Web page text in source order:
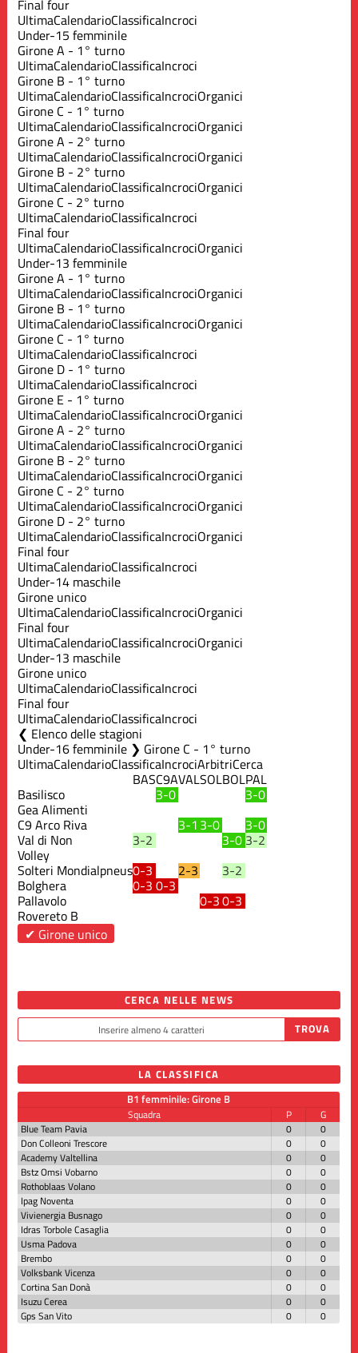
Final four
UltimaCalendarioClassificaIncroci
Under-15 femminile
Girone A - 1° turno
UltimaCalendarioClassificaIncroci
Girone B - 1° turno
UltimaCalendarioClassificaIncrociOrganici
Girone C - 1° turno
UltimaCalendarioClassificaIncrociOrganici
Girone A - 2° turno
UltimaCalendarioClassificaIncrociOrganici
Girone B - 2° turno
UltimaCalendarioClassificaIncrociOrganici
Girone C - 2° turno
UltimaCalendarioClassificaIncroci
Final four
UltimaCalendarioClassificaIncrociOrganici
Under-13 femminile
Girone A - 1° turno
UltimaCalendarioClassificaIncrociOrganici
Girone B - 1° turno
UltimaCalendarioClassificaIncrociOrganici
Girone C - 1° turno
UltimaCalendarioClassificaIncroci
Girone D - 1° turno
UltimaCalendarioClassificaIncroci
Girone E - 1° turno
UltimaCalendarioClassificaIncrociOrganici
Girone A - 2° turno
UltimaCalendarioClassificaIncrociOrganici
Girone B - 2° turno
UltimaCalendarioClassificaIncrociOrganici
Girone C - 2° turno
UltimaCalendarioClassificaIncrociOrganici
Girone D - 2° turno
UltimaCalendarioClassificaIncrociOrganici
Final four
UltimaCalendarioClassificaIncroci
Under-14 maschile
Girone unico
UltimaCalendarioClassificaIncrociOrganici
Final four
UltimaCalendarioClassificaIncrociOrganici
Under-13 maschile
Girone unico
UltimaCalendarioClassificaIncroci
Final four
UltimaCalendarioClassificaIncroci
Elenco delle stagioni
Under-16 femminile ❯ Girone C - 1° turno
UltimaCalendarioClassificaIncrociArbitriCerca
BASC9AVALSOLBOLPAL
Basilisco
Gea Alimenti
3-0
3-0
C9 Arco Riva
3-1 3-0 3-0
Val di Non
Volley
3-2 3-0 3-2
Solteri Mondialpneus0-3 2-3 3-2
Bolghera 0-3 0-3
Pallavolo
Rovereto B
0-30-3
✔ Girone unico
CERCA NELLE NEWS
LA CLASSIFICA
B1 femminile: Girone B
Squadra P
G
Blue Team Pavia
0
0
Don Colleoni Trescore
0
0
Academy Valtellina
0
0
Bstz Omsi Vobarno
0
0
Rothoblaas Volano
0
0
Ipag Noventa
0
0
Vivienergia Busnago
0
0
Idras Torbole Casaglia
0
0
Usma Padova
0
0
Brembo
0
0
Volksbank Vicenza
0
0
Cortina San Donà
0
0
Isuzu Cerea
0
0
Gps San Vito
0 0